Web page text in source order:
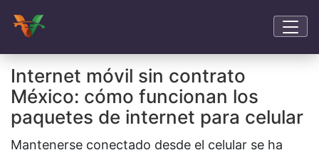
Internet móvil sin contrato
México: cómo funcionan los
paquetes de internet para celular
Mantenerse conectado desde el celular se ha